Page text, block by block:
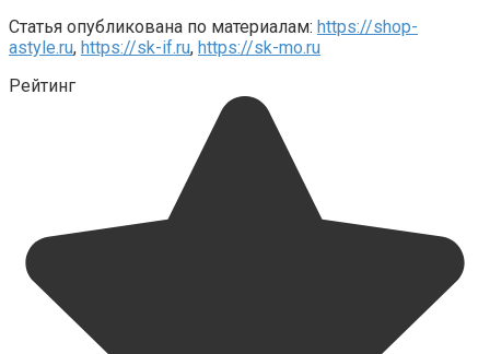
Статья опубликована по материалам: https://shop-
astyle.ru, https://sk-if.ru, https://sk-mo.ru
Рейтинг